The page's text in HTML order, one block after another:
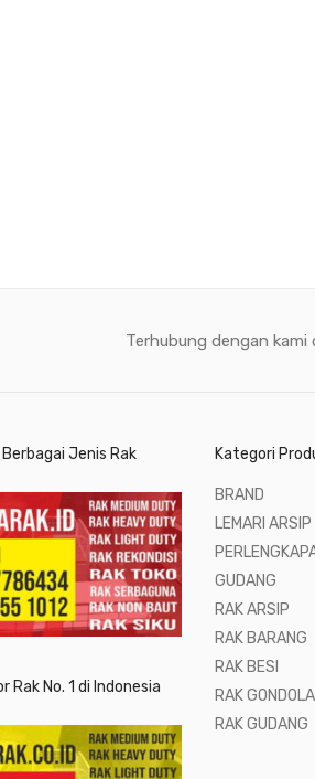
Terhubung dengan kami
Jenis Rak
No. 1 di Indonesia
Kategori
BRAND
LEMARI ARSIP
GUDANG
RAK ARSIP
RAK BARANG
RAK BESI
RAK GONDOLA
RAK GUDANG